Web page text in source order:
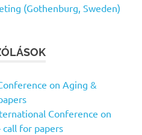
(Gothenburg, Sweden)
on Aging &
Conference on
call for papers